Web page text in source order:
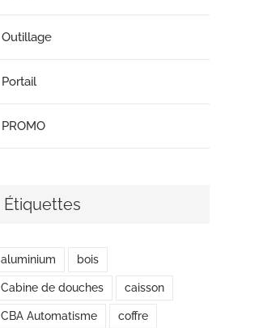
Outillage
Portail
PROMO
Étiquettes
aluminium bois
Cabine de douches caisson
CBA Automatisme coffre